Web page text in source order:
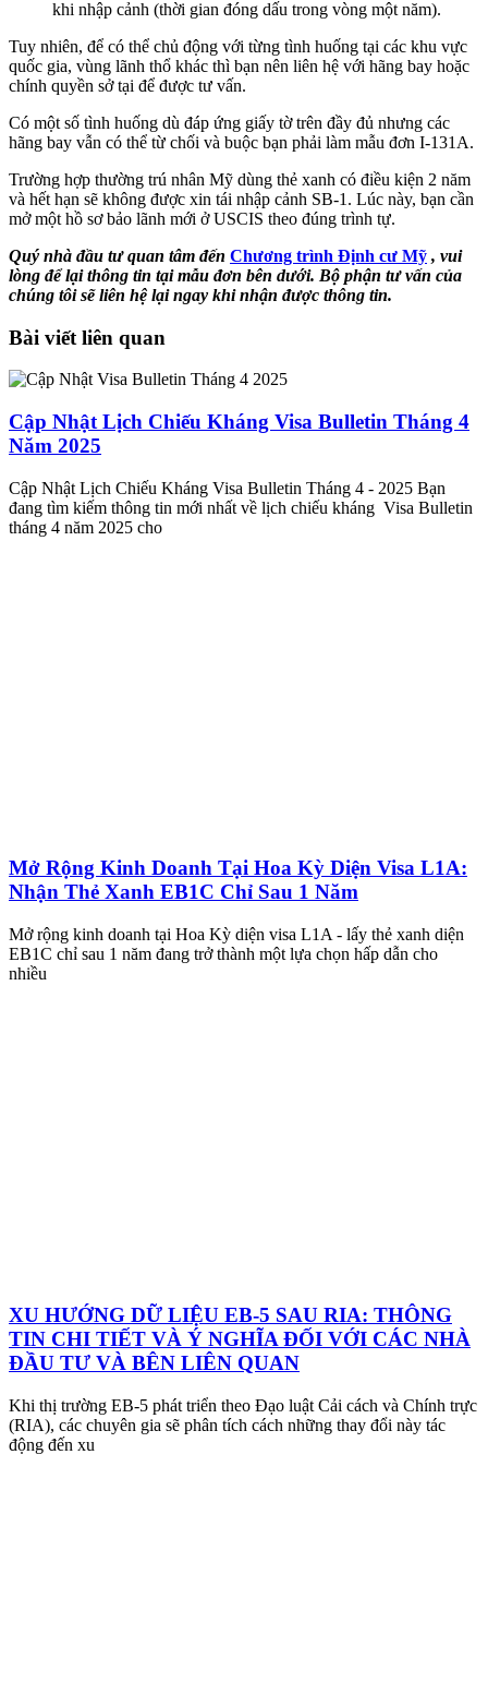
khi nhập cảnh (thời gian đóng dấu trong vòng một năm).
Tuy nhiên, để có thể chủ động với từng tình huống tại các khu vực
quốc gia, vùng lãnh thổ khác thì bạn nên liên hệ với hãng bay hoặc
chính quyền sở tại để được tư vấn.
Có một số tình huống dù đáp ứng giấy tờ trên đầy đủ nhưng các
hãng bay vẫn có thể từ chối và buộc bạn phải làm mẫu đơn I-131A.
Trường hợp thường trú nhân Mỹ dùng thẻ xanh có điều kiện 2 năm
và hết hạn sẽ không được xin tái nhập cảnh SB-1. Lúc này, bạn cần
mở một hồ sơ bảo lãnh mới ở USCIS theo đúng trình tự.
Quý nhà đầu tư quan tâm đến Chương trình Định cư Mỹ , vui
lòng để lại thông tin tại mẫu đơn bên dưới. Bộ phận tư vấn của
chúng tôi sẽ liên hệ lại ngay khi nhận được thông tin.
Bài viết liên quan
Cập Nhật Lịch Chiếu Kháng Visa Bulletin Tháng 4
Năm 2025
Cập Nhật Lịch Chiếu Kháng Visa Bulletin Tháng 4 - 2025 Bạn
đang tìm kiếm thông tin mới nhất về lịch chiếu kháng Visa Bulletin
tháng 4 năm 2025 cho
Mở Rộng Kinh Doanh Tại Hoa Kỳ Diện Visa L1A:
Nhận Thẻ Xanh EB1C Chỉ Sau 1 Năm
Mở rộng kinh doanh tại Hoa Kỳ diện visa L1A - lấy thẻ xanh diện
EB1C chỉ sau 1 năm đang trở thành một lựa chọn hấp dẫn cho
nhiều
XU HƯỚNG DỮ LIỆU EB-5 SAU RIA: THÔNG
TIN CHI TIẾT VÀ Ý NGHĨA ĐỐI VỚI CÁC NHÀ
ĐẦU TƯ VÀ BÊN LIÊN QUAN
Khi thị trường EB-5 phát triển theo Đạo luật Cải cách và Chính trực
(RIA), các chuyên gia sẽ phân tích cách những thay đổi này tác
động đến xu